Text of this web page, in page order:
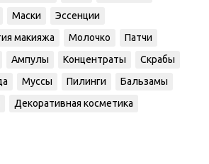
Маски
Эссенции
макияжа
Молочко
Патчи
Ампулы Концентраты
Скрабы
Муссы Пилинги
Бальзамы
Декоративная косметика